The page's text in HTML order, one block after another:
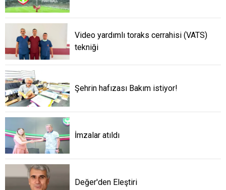
Video yardımlı toraks cerrahisi (VATS)
tekniği
Şehrin hafızası Bakım istiyor!
İmzalar atıldı
Değer'den Eleştiri